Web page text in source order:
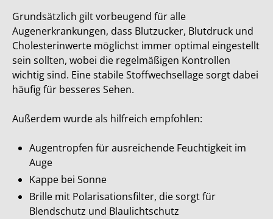
Grundsätzlich gilt vorbeugend für alle
Augenerkrankungen, dass Blutzucker, Blutdruck und
Cholesterinwerte möglichst immer optimal eingestellt
sein sollten, wobei die regelmäßigen Kontrollen
wichtig sind. Eine stabile Stoffwechsellage sorgt dabei
häufig für besseres Sehen.
Außerdem wurde als hilfreich empfohlen:
Augentropfen für ausreichende Feuchtigkeit im
Auge
Kappe bei Sonne
Brille mit Polarisationsfilter, die sorgt für
Blendschutz und Blaulichtschutz